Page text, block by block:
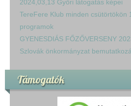
2024,03,13 Győri látogatás képei
TereFere Klub minden csütörtökön
programok
GYENESDIÁS FŐZŐVERSENY
Szlovák önkormányzat
Támogatók